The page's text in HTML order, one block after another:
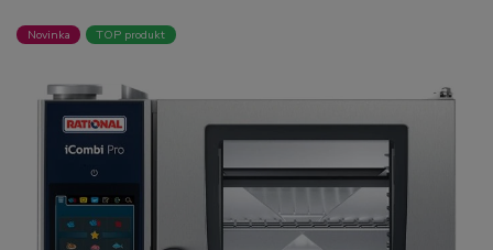
Novinka TOP produkt